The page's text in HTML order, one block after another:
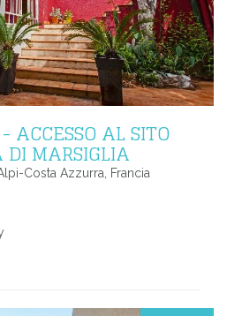
ACCESSO AL SITO
MARSIGLIA
Costa Azzurra, Francia